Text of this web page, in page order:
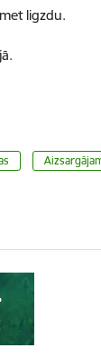
ligzdu.